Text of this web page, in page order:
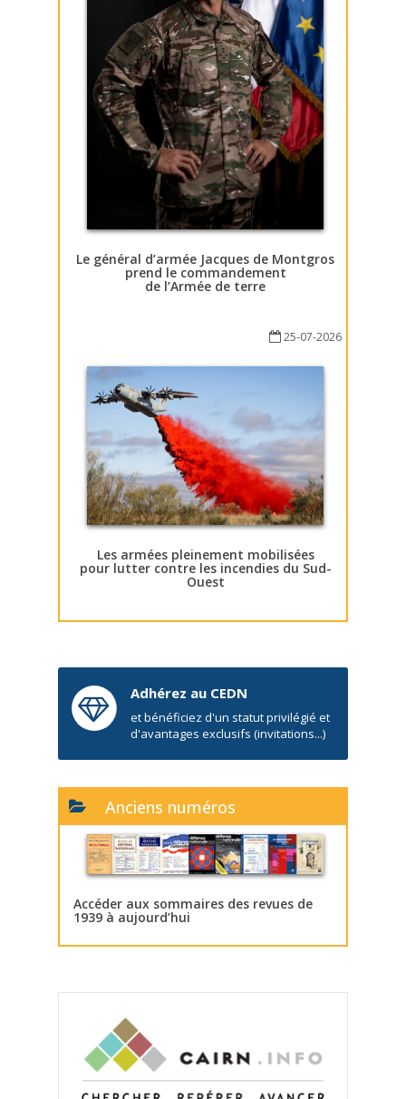
Le général d’armée Jacques de Montgros
prend le commandement
de l’Armée de terre
25-07-2026
Les armées pleinement mobilisées
pour lutter contre les incendies du Sud-
Ouest
Adhérez au CEDN
et bénéficiez d'un statut privilégié et
d'avantages exclusifs (invitations...)
Anciens numéros
Accéder aux sommaires des revues de
1939 à aujourd’hui